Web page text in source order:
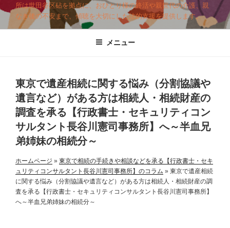
所は世田谷区砧を拠点に、おひとり様の終活や親世代の介護、親
なき後の不安まで、傾聴を大切にした法的支援を提供します。
メニュー
東京で遺産相続に関する悩み（分割協議や
遺言など）がある方は相続人・相続財産の
調査を承る【行政書士・セキュリティコン
サルタント長谷川憲司事務所】へ～半血兄
弟姉妹の相続分～
ホームページ » 東京で相続の手続きや相談などを承る【行政書士・セキ
ュリティコンサルタント長谷川憲司事務所】のコラム » 東京で遺産相続
に関する悩み（分割協議や遺言など）がある方は相続人・相続財産の調
査を承る【行政書士・セキュリティコンサルタント長谷川憲司事務所】
へ～半血兄弟姉妹の相続分～